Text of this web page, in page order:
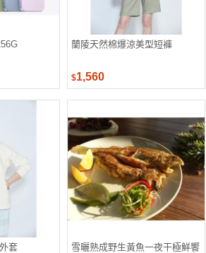
蘭陵天然棉爆涼美型短褲
$1,560
套
雪曬熟成野生黃魚一夜干極鮮饗